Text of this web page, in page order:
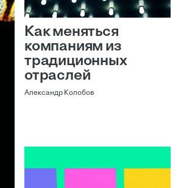
Как меняться
компаниям из
традиционных
отраслей
Александр Колобов